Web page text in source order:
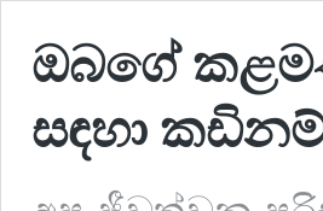
ඔබගේ
සඳහා